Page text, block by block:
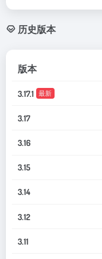
历史版本
版本
3.17.1 最新
3.17
3.16
3.15
3.14
3.12
3.11